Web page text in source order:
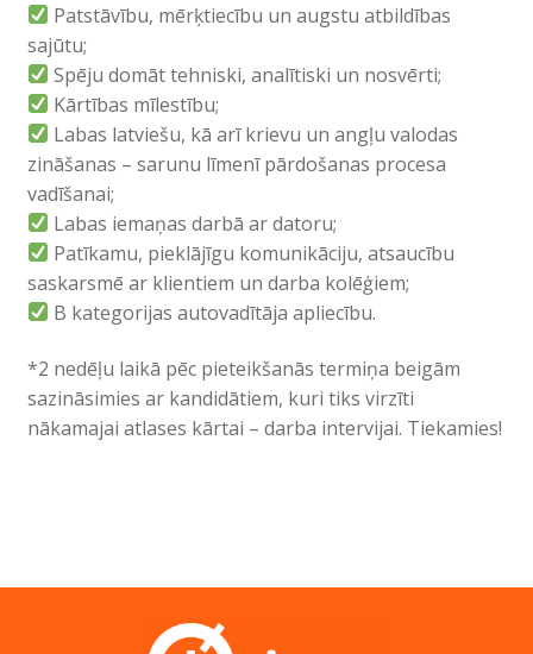
Patstāvību, mērķtiecību un augstu atbildības
sajūtu;
Spēju domāt tehniski, analītiski un nosvērti;
Kārtības mīlestību;
Labas latviešu, kā arī krievu un angļu valodas
zināšanas – sarunu līmenī pārdošanas procesa
vadīšanai;
Labas iemaņas darbā ar datoru;
Patīkamu, pieklājīgu komunikāciju, atsaucību
saskarsmē ar klientiem un darba kolēģiem;
B kategorijas autovadītāja apliecību.
*2 nedēļu laikā pēc pieteikšanās termiņa beigām
sazināsimies ar kandidātiem, kuri tiks virzīti
nākamajai atlases kārtai – darba intervijai. Tiekamies!